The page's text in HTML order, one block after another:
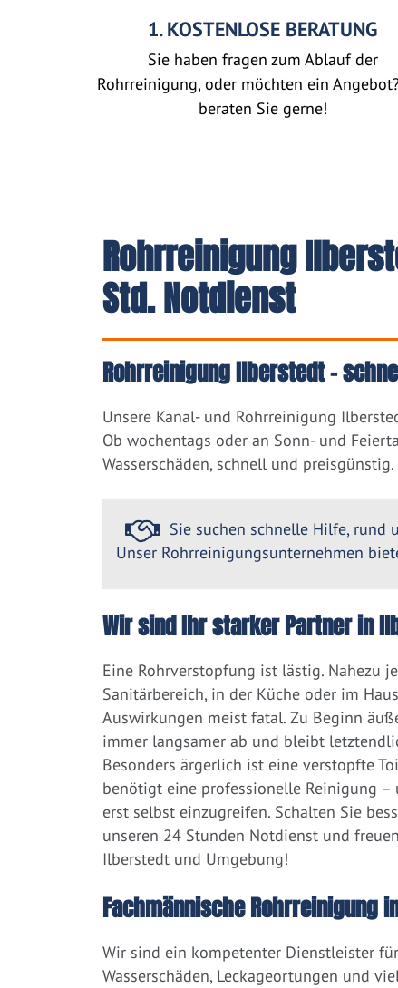
1. KOSTENLOSE BERATUNG
Sie haben fragen zum Ablauf der
Rohrreinigung, oder möchten ein
beraten Sie gerne!
Rohrreinigung
Std. Notdienst
Rohrreinigung Ilberstedt –
Unsere Kanal- und Rohrreinigung
Ob wochentags oder an Sonn- und
Wasserschäden, schnell und preisgünstig.
Sie suchen schnelle Hilfe, rund
Unser Rohrreinigungsunternehmen
Wir sind Ihr starker Partner in
Eine Rohrverstopfung ist lästig. Nahezu
Sanitärbereich, in der Küche oder im
Auswirkungen meist fatal. Zu Beginn
immer langsamer ab und bleibt
Besonders ärgerlich ist eine verstopfte
benötigt eine professionelle Reinigung –
erst selbst einzugreifen. Schalten Sie
unseren 24 Stunden Notdienst und
Ilberstedt und Umgebung!
Fachmännische Rohrreinigung
Wir sind ein kompetenter Dienstleister
Wasserschäden, Leckageortungen und